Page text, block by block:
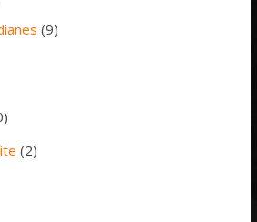
(9)
(2)